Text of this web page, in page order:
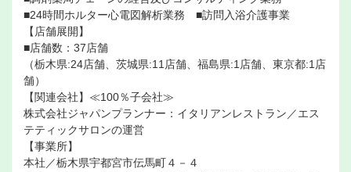
■24時間ホルター心電図解析業務 ■訪問入浴介護事業
【店舗展開】
■店舗数：37店舗
（栃木県:24店舗、茨城県:11店舗、福島県:1店舗、東京都:1店
舗）
【関連会社】≪100％子会社≫
株式会社ジャパンプランナー：イタリアンレストラン／エス
テティックサロンの運営
【事業所】
本社／栃木県宇都宮市伝馬町４－４